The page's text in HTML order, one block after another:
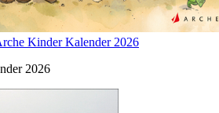
Kinder Kalender 2026
2026